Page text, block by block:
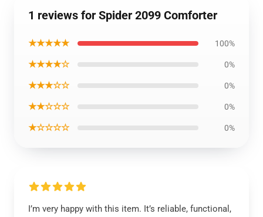
1 reviews for Spider 2099 Comforter
★★★★★ 100%
★★★★☆ 0%
★★★☆☆ 0%
★★☆☆☆ 0%
★☆☆☆☆ 0%
I’m very happy with this item. It’s reliable, functional,